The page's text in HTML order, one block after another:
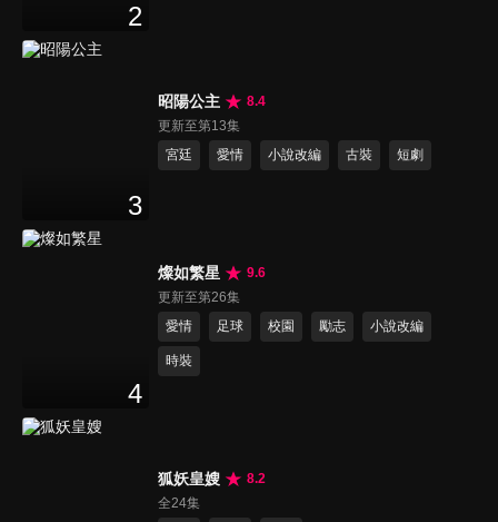
2
3
昭陽公主
8.4
更新至第13集
宮廷
愛情 小說改編 古裝 短劇
4
燦如繁星
9.6
更新至第26集
愛情
足球 校園 勵志 小說改編
時裝
狐妖皇嫂
8.2
全24集